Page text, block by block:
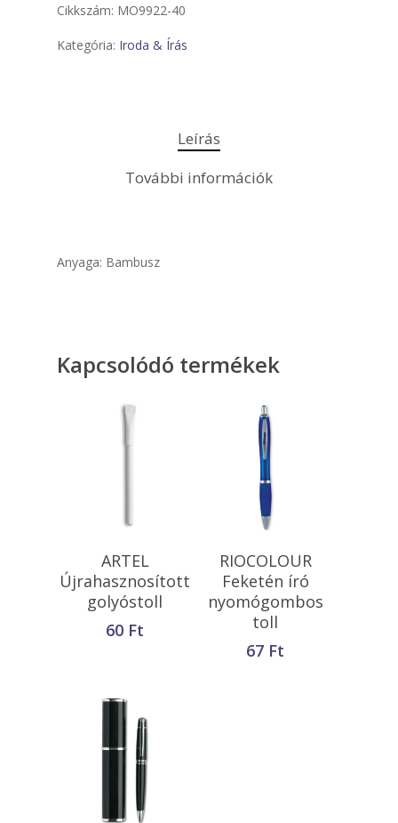
Cikkszám: MO9922-40
Kategória: Iroda & Írás
Leírás
További információk
Anyaga: Bambusz
Kapcsolódó termékek
Opciók Választása
ARTEL
Újrahasznosított
golyóstoll
60 Ft
Opciók Választása
RIOCOLOUR
Feketén író
nyomógombos
toll
67 Ft